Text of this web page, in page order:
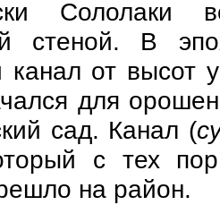
Сололаки
стеной. В
канал от высот
для
сад. Канал (
с тех
на район.